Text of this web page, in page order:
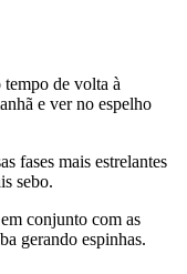
tempo de volta à
e ver no espelho
fases mais estrelantes
sebo.
conjunto com as
gerando espinhas.